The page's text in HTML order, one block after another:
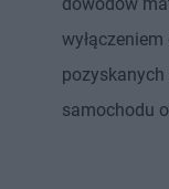
samochodu